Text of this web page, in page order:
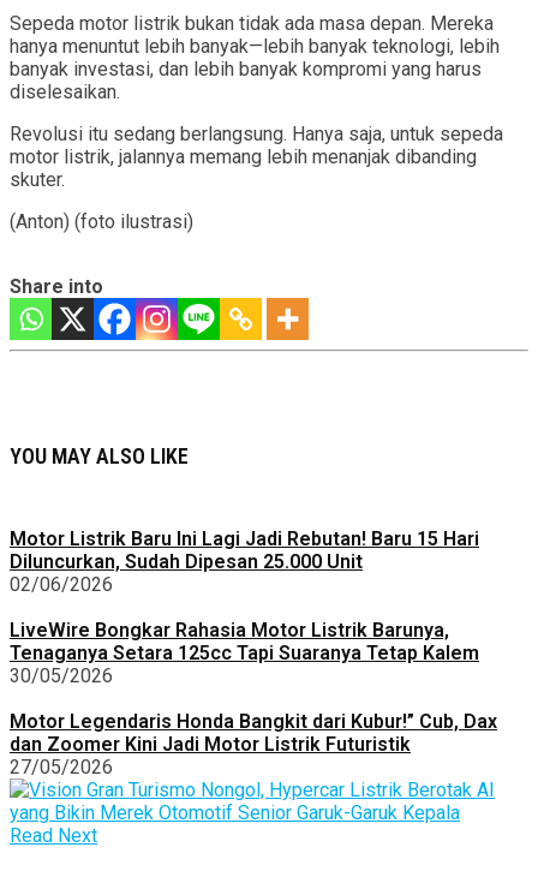
Sepeda motor listrik bukan tidak ada masa depan. Mereka
hanya menuntut lebih banyak—lebih banyak teknologi, lebih
banyak investasi, dan lebih banyak kompromi yang harus
diselesaikan.
Revolusi itu sedang berlangsung. Hanya saja, untuk sepeda
motor listrik, jalannya memang lebih menanjak dibanding
skuter.
(Anton) (foto ilustrasi)
Share into
YOU MAY ALSO LIKE
Motor Listrik Baru Ini Lagi Jadi Rebutan! Baru 15 Hari
Diluncurkan, Sudah Dipesan 25.000 Unit
02/06/2026
LiveWire Bongkar Rahasia Motor Listrik Barunya,
Tenaganya Setara 125cc Tapi Suaranya Tetap Kalem
30/05/2026
Motor Legendaris Honda Bangkit dari Kubur!” Cub, Dax
dan Zoomer Kini Jadi Motor Listrik Futuristik
27/05/2026
Read Next